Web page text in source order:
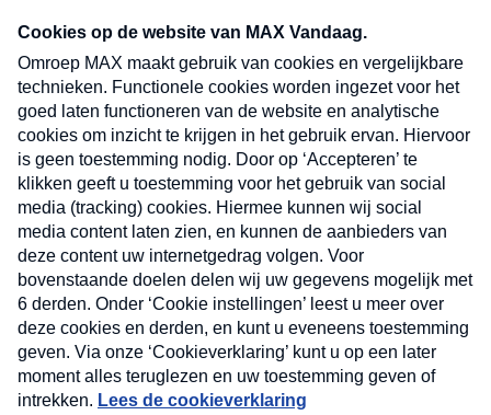
nieuwsbrief. Elke vrijdag- en dinsdagochtend in
uw mailbox.
Verzend
Nieuwsbrief
Neem hier een gratis abonnement op onze
nieuwsbrief. Elke vrijdag- en dinsdagochtend in uw